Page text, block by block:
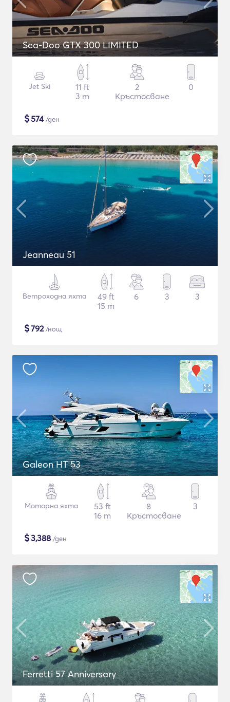
Sea-Doo GTX 300 LIMITED
Jet Ski
11 ft
3 m
2
Кръстосване
0
$574/ден
Jeanneau 51
Ветроходна яхта
49 ft
15 m
6 3 3
$792/нощ
Galeon HT 53
Моторна яхта
53 ft
16 m
8
Кръстосване
3
$3,388 /ден
Ferretti 57 Anniversary